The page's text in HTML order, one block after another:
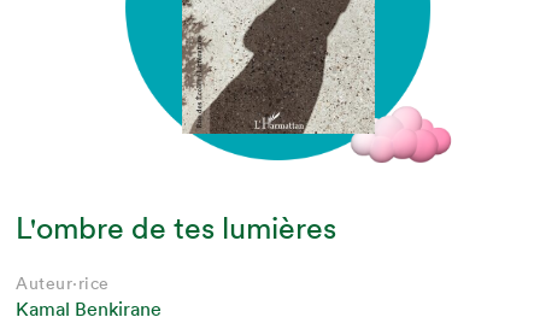
L'ombre de tes lumières
Auteur·rice
Kamal Benkirane